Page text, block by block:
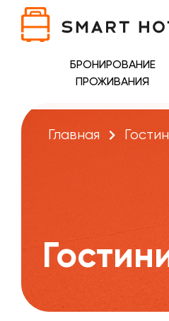
БРОНИРОВАНИЕ
ПРОЖИВАНИЯ
Главная